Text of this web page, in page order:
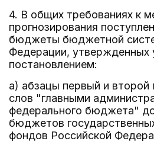
4. В общих требованиях к
прогнозирования
бюджеты бюджетной
Федерации, утвержденных
постановлением:
а) абзацы первый и второй
слов "главными
федерального бюджета"
бюджетов
фондов Российской